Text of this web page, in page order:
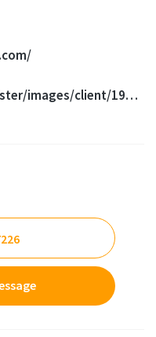
images/client/1973/